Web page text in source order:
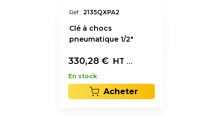
Réf : 2135QXPA2
Clé à chocs
pneumatique 1/2"
330,28 € HT L'unité
En stock
Acheter